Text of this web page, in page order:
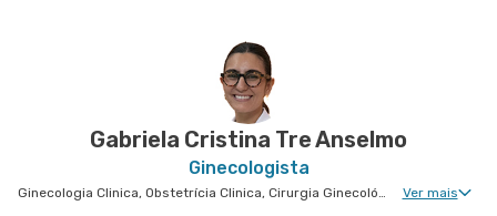
Rua Engenheiro Oscar Americano nr. 1070 -
Cidade Jardim, Sao Paulo - SP
Gabriela Cristina Tre Anselmo
Ginecologista
Ginecologia Clinica, Obstetrícia Clinica, Cirurgia Ginecológica, Núcleo de Endometriose, Cirurgia Oncológica Ginecológica, Cirurgia Robótica Ginecológica, Ginecologia Oncológica, Miomatose Uterina(Miomas), Ginecologia Videohisteroscopia Ver mais